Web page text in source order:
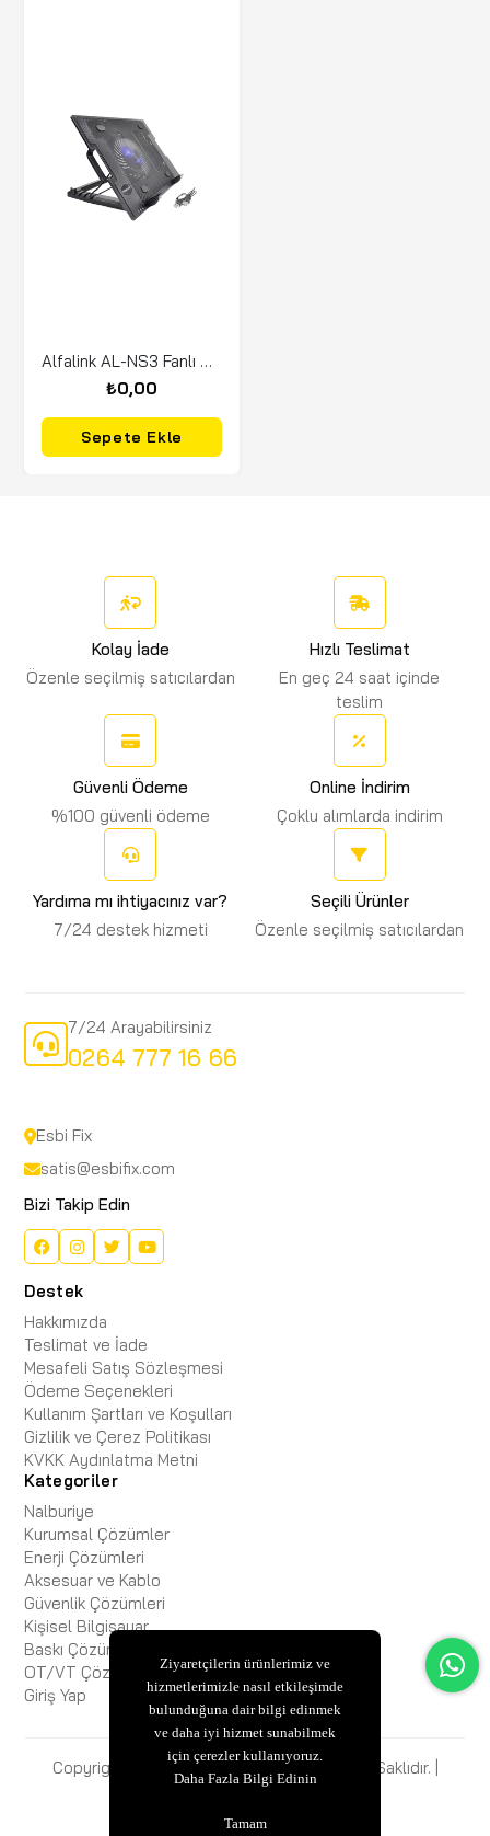
Alfalink AL-NS3 Fanlı Standlı Notebook Soğutucu
₺0,00
Sepete Ekle
Kolay İade
Özenle seçilmiş satıcılardan
Hızlı Teslimat
En geç 24 saat içinde
teslim
Güvenli Ödeme
%100 güvenli ödeme
Online İndirim
Çoklu alımlarda indirim
Yardıma mı ihtiyacınız var?
7/24 destek hizmeti
Seçili Ürünler
Özenle seçilmiş satıcılardan
7/24 Arayabilirsiniz
0264 777 16 66
Esbi Fix
satis@esbifix.com
Bizi Takip Edin
Destek
Hakkımızda
Teslimat ve İade
Mesafeli Satış Sözleşmesi
Ödeme Seçenekleri
Kullanım Şartları ve Koşulları
Gizlilik ve Çerez Politikası
KVKK Aydınlatma Metni
Kategoriler
Nalburiye
Kurumsal Çözümler
Enerji Çözümleri
Aksesuar ve Kablo
Güvenlik Çözümleri
Kişisel Bilgisayar
Baskı Çözümleri
OT/VT Çözümleri
Giriş Yap
Copyright © 2025 ESBiFiXB2B Tüm Hakları Saklıdır. |
ESBİ BİLİŞİM
Ziyaretçilerin ürünlerimiz ve
hizmetlerimizle nasıl etkileşimde
bulunduğuna dair bilgi edinmek
ve daha iyi hizmet sunabilmek
için çerezler kullanıyoruz.
Daha Fazla Bilgi Edinin
Tamam